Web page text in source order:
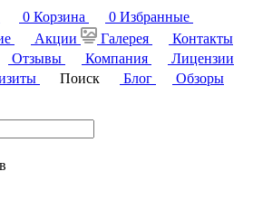
0 Корзина 0 Избранные
Акции Галерея
Контакты
Отзывы Компания
Лицензии
Поиск Блог
Обзоры